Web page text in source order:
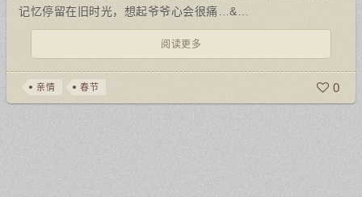
记忆停留在旧时光，想起爷爷心会很痛…&…
阅读更多
亲情 春节 0